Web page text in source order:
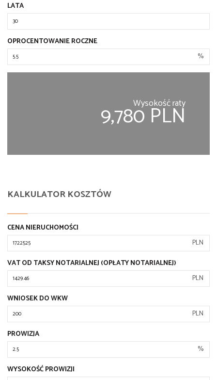
LATA
OPROCENTOWANIE ROCZNE
%
Wysokość raty
9,780 PLN
KALKULATOR KOSZTÓW
CENA NIERUCHOMOŚCI
PLN
VAT OD TAKSY NOTARIALNEJ (OPŁATY NOTARIALNEJ)
PLN
WNIOSEK DO WKW
PLN
PROWIZJA
%
WYSOKOŚĆ PROWIZJI